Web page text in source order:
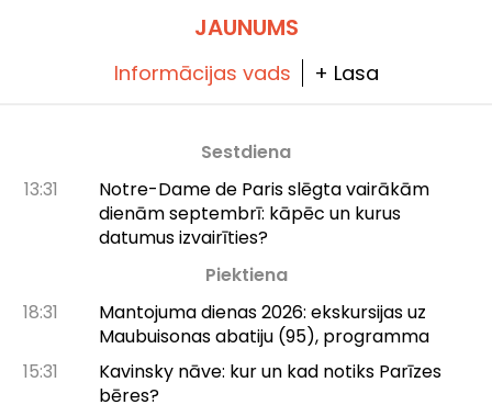
JAUNUMS
Informācijas vads + Lasa
Sestdiena
13:31
Notre-Dame de Paris slēgta vairākām
dienām septembrī: kāpēc un kurus
datumus izvairīties?
Piektiena
18:31
Mantojuma dienas 2026: ekskursijas uz
Maubuisonas abatiju (95), programma
15:31
Kavinsky nāve: kur un kad notiks Parīzes
bēres?